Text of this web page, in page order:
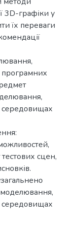
3D-графіки у
їх переваги
програмних
середовищах
сцен,
моделювання,
середовищах